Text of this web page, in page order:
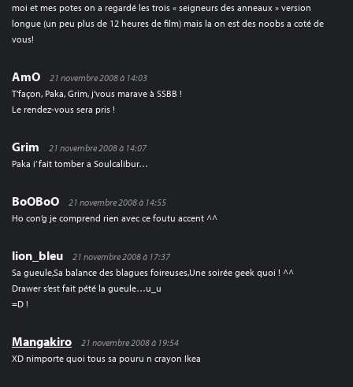
moi et mes potes on a regardé les trois « seigneurs des anneaux » version
longue (un peu plus de 12 heures de film) mais la on est des noobs a coté de
vous!
AmO
21 novembre 2008 à 14:03
T’façon, Paka, Grim, j’vous marave à SSBB !
Le rendez-vous sera pris !
Grim
21 novembre 2008 à 14:07
Paka i’ fait tomber a Soulcalibur…
BoOBoO
21 novembre 2008 à 14:55
Ho con’g je comprend rien avec ce foutu accent ^^
lion_bleu
21 novembre 2008 à 17:37
Sa gueule,Sa balance des blagues foireuses,Une soirée geek quoi ! ^^
Drawer s’est fait pété la gueule…u_u
=D !
Mangakiro
21 novembre 2008 à 19:54
XD nimporte quoi tous sa pouru n crayon Ikea